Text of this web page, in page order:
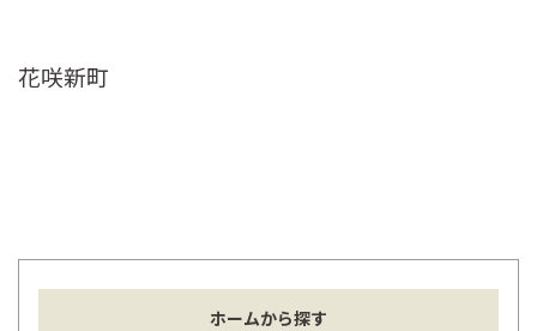
花咲新町
ホームから探す